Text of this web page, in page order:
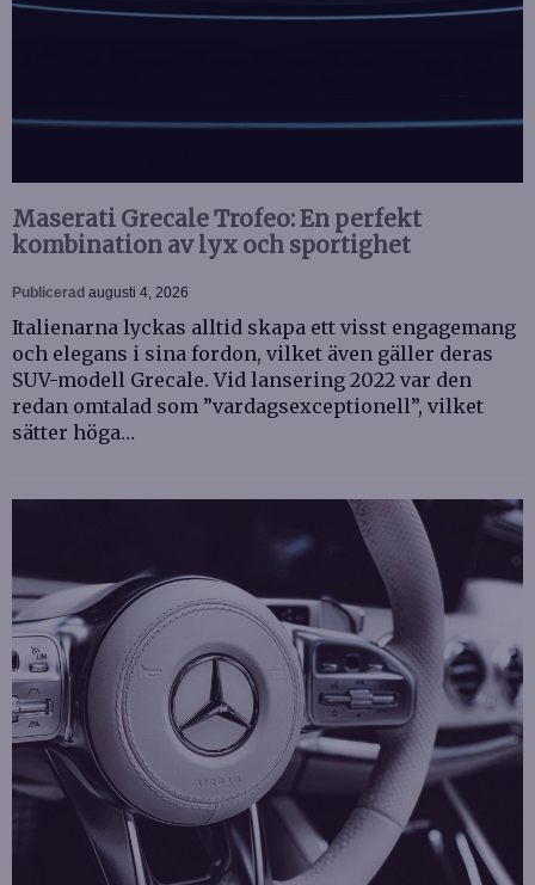
Maserati Grecale Trofeo: En perfekt
kombination av lyx och sportighet
Publicerad augusti 4, 2026
Italienarna lyckas alltid skapa ett visst engagemang
och elegans i sina fordon, vilket även gäller deras
SUV-modell Grecale. Vid lansering 2022 var den
redan omtalad som ”vardagsexceptionell”, vilket
sätter höga…